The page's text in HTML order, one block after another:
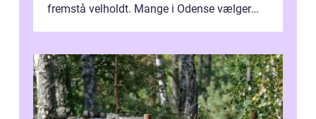
fremstå velholdt. Mange i Odense vælger